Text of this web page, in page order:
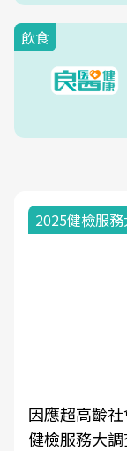
飲食
2025健檢服
因應超高齡
健檢服務大